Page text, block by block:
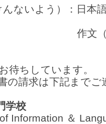
ないよう）：日本
くぶん
待ちしています。
の請求は下記までご
学校
Information ＆